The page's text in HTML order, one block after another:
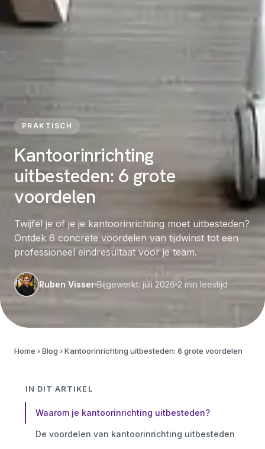
PRAKTISCH
Kantoorinrichting
uitbesteden: 6 grote
voordelen
Twijfel je of je je kantoorinrichting moet uitbesteden?
Ontdek 6 concrete voordelen van tijdwinst tot een
professioneel eindresultaat voor je team.
Ruben Visser Bijgewerkt: juli 2026 2 min leestijd
Home ›Blog ›Kantoorinrichting uitbesteden: 6 grote voordelen
IN DIT ARTIKEL
Waarom je kantoorinrichting uitbesteden?
De voordelen van kantoorinrichting uitbesteden